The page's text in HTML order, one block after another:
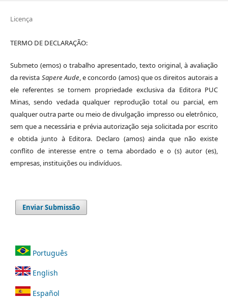
Licença
TERMO DE DECLARAÇÃO:
Submeto (emos) o trabalho apresentado, texto original, à avaliação
da revista Sapere Aude, e concordo (amos) que os direitos autorais a
ele referentes se tornem propriedade exclusiva da Editora PUC
Minas, sendo vedada qualquer reprodução total ou parcial, em
qualquer outra parte ou meio de divulgação impresso ou eletrônico,
sem que a necessária e prévia autorização seja solicitada por escrito
e obtida junto à Editora. Declaro (amos) ainda que não existe
conflito de interesse entre o tema abordado e o (s) autor (es),
empresas, instituições ou indivíduos.
Enviar Submissão
Português
English
Español